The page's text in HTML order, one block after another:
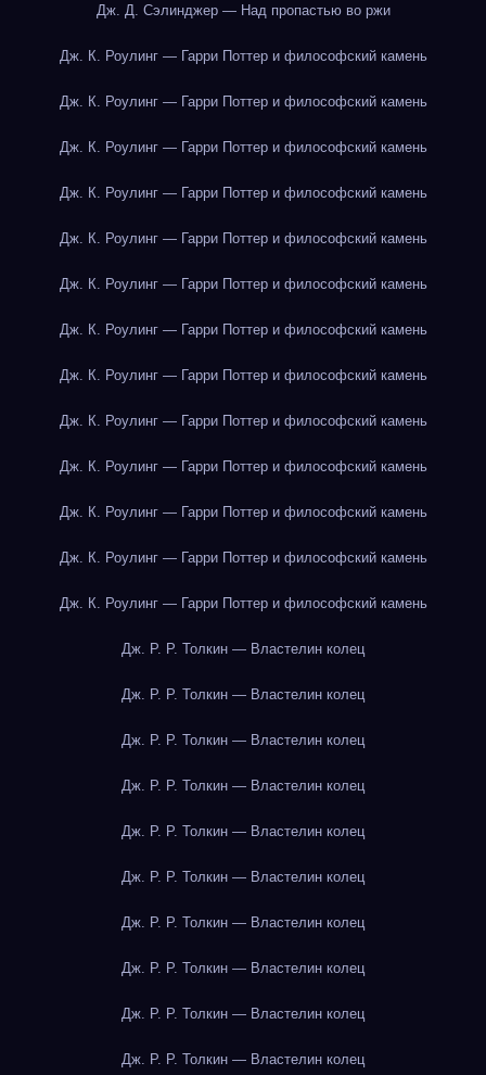
Дж. Д. Сэлинджер — Над пропастью во ржи
Дж. К. Роулинг — Гарри Поттер и философский камень
Дж. К. Роулинг — Гарри Поттер и философский камень
Дж. К. Роулинг — Гарри Поттер и философский камень
Дж. К. Роулинг — Гарри Поттер и философский камень
Дж. К. Роулинг — Гарри Поттер и философский камень
Дж. К. Роулинг — Гарри Поттер и философский камень
Дж. К. Роулинг — Гарри Поттер и философский камень
Дж. К. Роулинг — Гарри Поттер и философский камень
Дж. К. Роулинг — Гарри Поттер и философский камень
Дж. К. Роулинг — Гарри Поттер и философский камень
Дж. К. Роулинг — Гарри Поттер и философский камень
Дж. К. Роулинг — Гарри Поттер и философский камень
Дж. К. Роулинг — Гарри Поттер и философский камень
Дж. Р. Р. Толкин — Властелин колец
Дж. Р. Р. Толкин — Властелин колец
Дж. Р. Р. Толкин — Властелин колец
Дж. Р. Р. Толкин — Властелин колец
Дж. Р. Р. Толкин — Властелин колец
Дж. Р. Р. Толкин — Властелин колец
Дж. Р. Р. Толкин — Властелин колец
Дж. Р. Р. Толкин — Властелин колец
Дж. Р. Р. Толкин — Властелин колец
Дж. Р. Р. Толкин — Властелин колец